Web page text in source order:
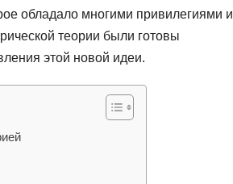
обладало многими привилегиями и
теории были готовы
этой новой идеи.